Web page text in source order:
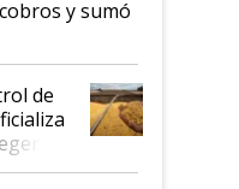
y sumó
de
la